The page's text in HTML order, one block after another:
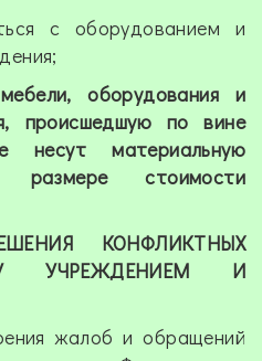
с оборудованием и
оборудования и
происшедшую по вине
несут материальную
размере стоимости
КОНФЛИКТНЫХ
УЧРЕЖДЕНИЕМ И
жалоб и обращений